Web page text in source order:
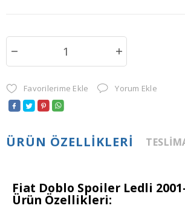
Favorilerime Ekle Yorum Ekle
ÜRÜN ÖZELLIKLERI
Fiat Doblo Spoiler Ledli
Ürün Özellikleri: